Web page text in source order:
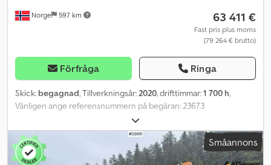
Norge 597 km 63 411 €
Fast pris plus moms
(79 264 € brutto)
Förfråga Ringa
Skick: begagnad, Tillverkningsår: 2020, drifttimmar:1 700 h,
Vänligen ange referensnummern på begäran: 23673
Specifikationer: Modell 2020 Öppettider: ca 17:00 6000 kg 55,4 kW
Däck (se bilder) Däckstorlek: 420/65 R24 Fäste Pallgaffel Skär
Central smörjning 30 km/h Väl lämpad för arbetsbelysning
Roterande arbetslampa Radio/CD Klimatanläggning Beskrivning:
Småannons